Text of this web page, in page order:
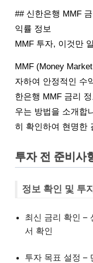
## 신한은행 MMF
익률 정보
MMF 투자, 이것만
MMF (Money
자하여 안정적인 수
한은행 MMF 금리
우는 방법을 소개합
히 확인하여 현명한
투자 전 준비사
정보 확인 및 투
최신 금리 확인 –
서 확인
투자 목표 설정 –